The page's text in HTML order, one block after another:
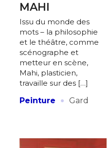
MAHI
Issu du monde des
mots – la philosophie
et le théâtre, comme
scénographe et
metteur en scène,
Mahi, plasticien,
travaille sur des […]
Peinture
· Gard